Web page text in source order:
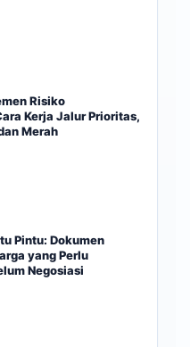
Risiko
Kerja Jalur Prioritas,
Merah
Pintu: Dokumen
yang Perlu
Negosiasi